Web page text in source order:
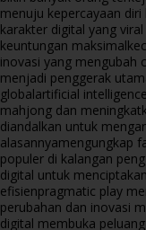
menuju kepercayaan
karakter digital yang
keuntungan maksimal
inovasi yang mengubah
menjadi penggerak
globalartificial
mahjong dan
diandalkan untuk
alasannyamengungkap
populer di kalangan
digital untuk
efisienpragmatic play
perubahan dan inovasi
digital membuka